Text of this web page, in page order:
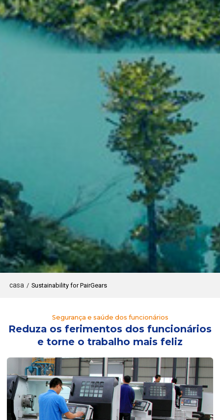
casa / Sustainability for PairGears
Segurança e saúde dos funcionários
Reduza os ferimentos dos funcionários
e torne o trabalho mais feliz